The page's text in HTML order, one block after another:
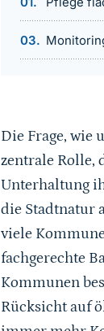
Die Frage, wie
zentrale Rolle,
Unterhaltung
die Stadtnatur
viele
fachgerechte
Kommunen
Rücksicht auf